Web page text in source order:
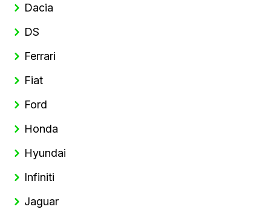
Dacia
DS
Ferrari
Fiat
Ford
Honda
Hyundai
Infiniti
Jaguar